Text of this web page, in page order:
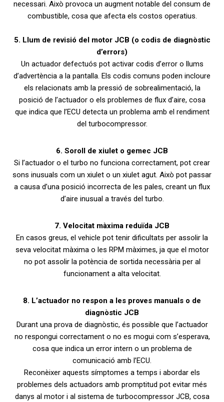
necessari. Això provoca un augment notable del consum de
combustible, cosa que afecta els costos operatius.
5. Llum de revisió del motor JCB (o codis de diagnòstic
d’errors)
Un actuador defectuós pot activar codis d’error o llums
d’advertència a la pantalla. Els codis comuns poden incloure
els relacionats amb la pressió de sobrealimentació, la
posició de l’actuador o els problemes de flux d’aire, cosa
que indica que l’ECU detecta un problema amb el rendiment
del turbocompressor.
6. Soroll de xiulet o gemec JCB
Si l’actuador o el turbo no funciona correctament, pot crear
sons inusuals com un xiulet o un xiulet agut. Això pot passar
a causa d’una posició incorrecta de les pales, creant un flux
d’aire inusual a través del turbo.
7. Velocitat màxima reduïda JCB
En casos greus, el vehicle pot tenir dificultats per assolir la
seva velocitat màxima o les RPM màximes, ja que el motor
no pot assolir la potència de sortida necessària per al
funcionament a alta velocitat.
8. L’actuador no respon a les proves manuals o de
diagnòstic JCB
Durant una prova de diagnòstic, és possible que l’actuador
no respongui correctament o no es mogui com s’esperava,
cosa que indica un error intern o un problema de
comunicació amb l’ECU.
Reconèixer aquests símptomes a temps i abordar els
problemes dels actuadors amb promptitud pot evitar més
danys al motor i al sistema de turbocompressor JCB, cosa